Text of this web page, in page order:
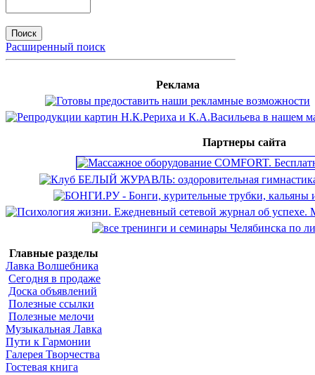
Расширенный поиск
Реклама
Партнеры сайта
Главные разделы
Лавка Волшебника
Сегодня в продаже
Доска объявлений
Полезные ссылки
Полезные мелочи
Музыкальная Лавка
Пути к Гармонии
Галерея Творчества
Гостевая книга